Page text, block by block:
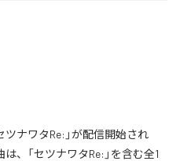
ツナワタRe:」が配信開始され
、「セツナワタRe:」を含む全1